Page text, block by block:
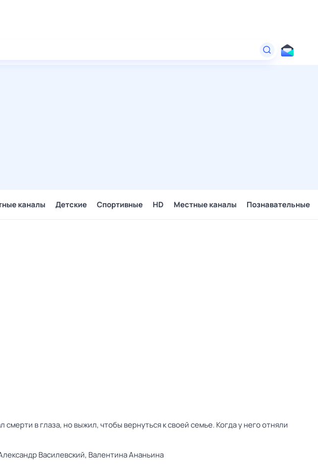
каналы Детские Спортивные HD Местные каналы Познавательные
в глаза, но выжил, чтобы вернуться к своей семье. Когда у него отняли
Василевский, Валентина Ананьина